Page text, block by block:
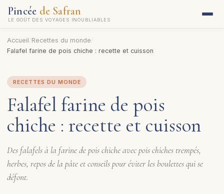
Pincée de Safran
LE GOÛT DES VOYAGES INOUBLIABLES
Accueil Recettes du monde
Falafel farine de pois chiche : recette et cuisson
RECETTES DU MONDE
Falafel farine de pois
chiche : recette et cuisson
Des falafels à la farine de pois chiche avec pois chiches trempés,
herbes, repos de la pâte et conseils pour éviter les boulettes qui se
défont.